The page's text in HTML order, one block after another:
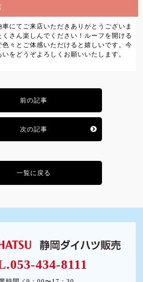
にてご来店いただきありがとうございま
くさん楽しんでください！ルーフを開ける
色々とご体感いただけると嬉しいです。今
をどうぞよろしくお願いいたします。
前の記事
次の記事
一覧に戻る
434-8111